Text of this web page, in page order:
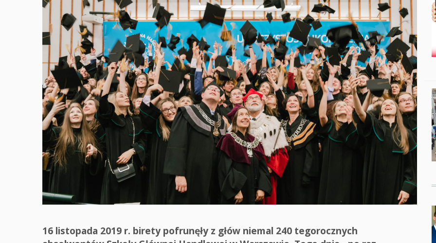
Studenci i
Absolwenci
Współpraca
Współpraca z
Sport
Historia
Wspomnienia
16 listopada 2019 r. birety pofrunęły z głów niemal 240 tegorocznych